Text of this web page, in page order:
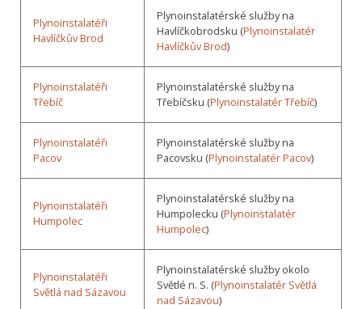
Plynoinstalatéři
Havlíčkův Brod
Plynoinstalatérské služby na
Havlíčkobrodsku (Plynoinstalatér
Havlíčkův Brod)
Plynoinstalatéři
Třebíč
Plynoinstalatérské služby na
Třebíčsku (Plynoinstalatér Třebíč)
Plynoinstalatéři
Pacov
Plynoinstalatérské služby na
Pacovsku (Plynoinstalatér Pacov)
Plynoinstalatéři
Humpolec
Plynoinstalatérské služby na
Humpolecku (Plynoinstalatér
Humpolec)
Plynoinstalatéři
Světlá nad Sázavou
Plynoinstalatérské služby okolo
Světlé n. S. (Plynoinstalatér Světlá
nad Sázavou)